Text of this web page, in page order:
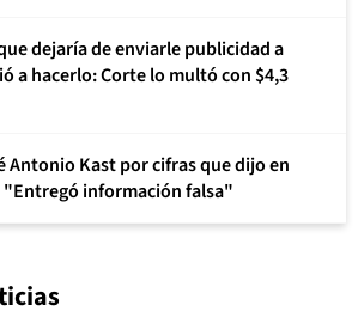
dejaría de enviarle publicidad a
a hacerlo: Corte lo multó con $4,3
Antonio Kast por cifras que dijo en
"Entregó información falsa"